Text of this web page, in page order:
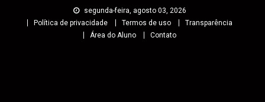
segunda-feira, agosto 03, 2026
Política de privacidade
Termos de uso
Transparência
Área do Aluno
Contato